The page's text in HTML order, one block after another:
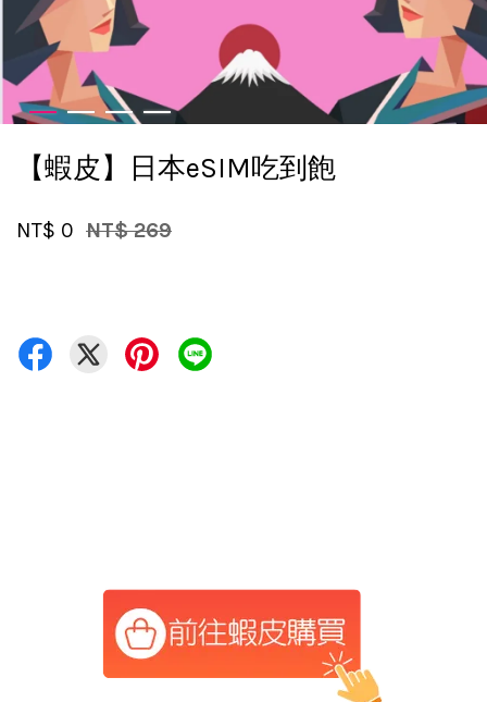
【蝦皮】日本eSIM吃到飽
NT$ 0 NT$ 269